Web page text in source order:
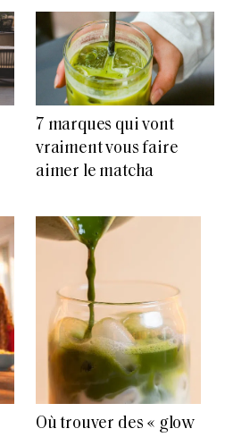
7 marques qui vont
vraiment vous faire
aimer le matcha
Où trouver des « glow